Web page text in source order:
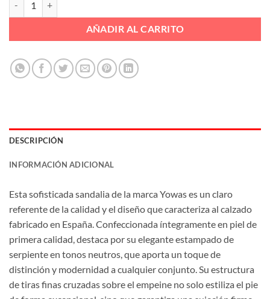
AÑADIR AL CARRITO
DESCRIPCIÓN
INFORMACIÓN ADICIONAL
Esta sofisticada sandalia de la marca Yowas es un claro
referente de la calidad y el diseño que caracteriza al calzado
fabricado en España. Confeccionada íntegramente en piel de
primera calidad, destaca por su elegante estampado de
serpiente en tonos neutros, que aporta un toque de
distinción y modernidad a cualquier conjunto. Su estructura
de tiras finas cruzadas sobre el empeine no solo estiliza el pie